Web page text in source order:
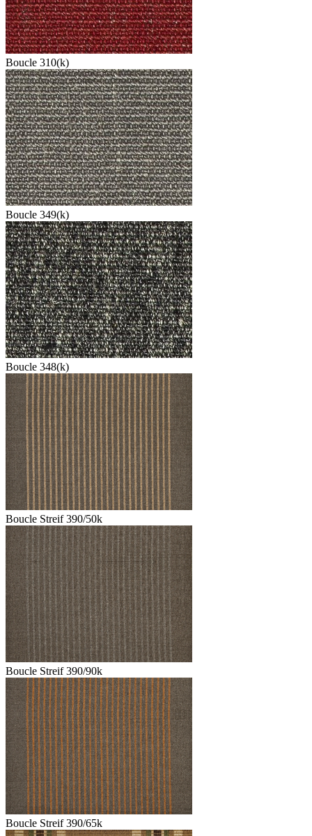
Boucle 310(k)
Boucle 349(k)
Boucle 348(k)
Boucle Streif 390/50k
Boucle Streif 390/90k
Boucle Streif 390/65k